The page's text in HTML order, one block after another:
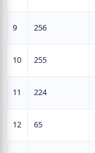
9 256
10 255
11 224
12 65